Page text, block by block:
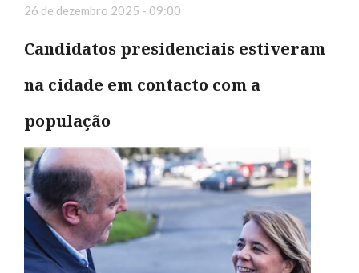
26 de dezembro 2025 - 09:00
Candidatos presidenciais estiveram
na cidade em contacto com a
população